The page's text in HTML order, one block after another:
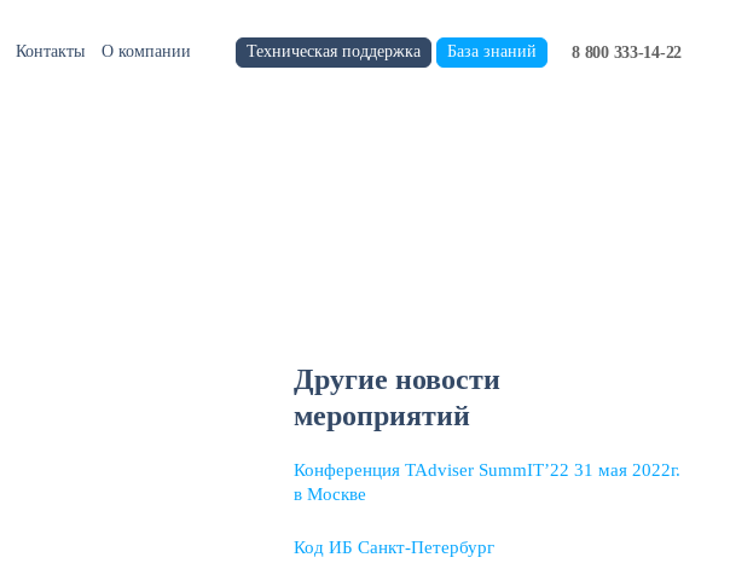
Контакты О компании Техническая поддержка База знаний 8 800 333-14-22
Другие новости
мероприятий
Конференция TAdviser SummIT’22 31 мая 2022г.
в Москве
Код ИБ Санкт-Петербург